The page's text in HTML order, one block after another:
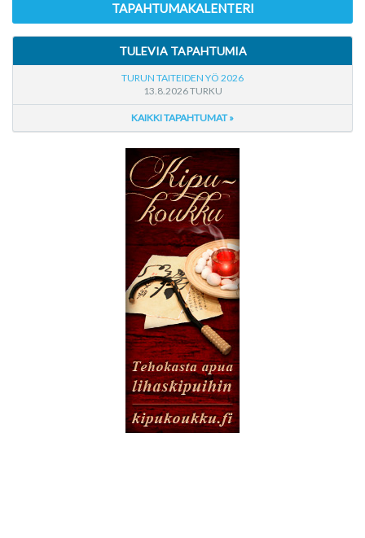
TAPAHTUMAKALENTERI
TULEVIA TAPAHTUMIA
TURUN TAITEIDEN YÖ 2026
13.8.2026 TURKU
KAIKKI TAPAHTUMAT »